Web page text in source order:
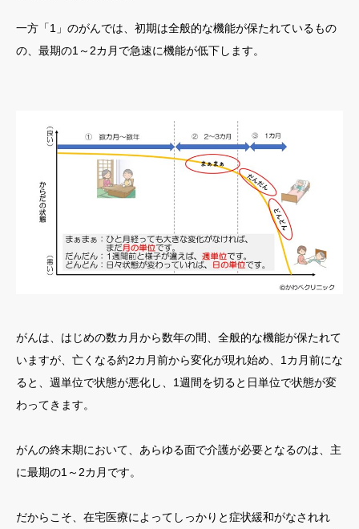
一方「1」のがんでは、初期は全般的な機能が保たれているもの
の、最期の1～2カ月で急速に機能が低下します。
がんは、はじめの数カ月から数年の間、全般的な機能が保たれて
いますが、亡くなる約2カ月前から変化が現れ始め、1カ月前にな
ると、週単位で状態が悪化し、1週間を切ると日単位で状態が変
わってきます。
がんの終末期において、あらゆる面で介護が必要となるのは、主
に最期の1～2カ月です。
だからこそ、在宅医療によってしっかりと症状緩和がなされれ